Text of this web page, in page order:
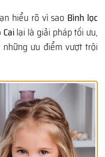
hiểu rõ vì sao Bình lọc
lại là giải pháp tối ưu,
ưu điểm vượt trội